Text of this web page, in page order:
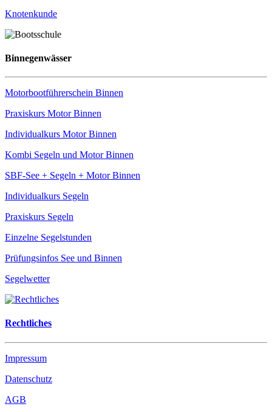
Knotenkunde
Binnegenwässer
Motorbootführerschein Binnen
Praxiskurs Motor Binnen
Individualkurs Motor Binnen
Kombi Segeln und Motor Binnen
SBF-See + Segeln + Motor Binnen
Individualkurs Segeln
Praxiskurs Segeln
Einzelne Segelstunden
Prüfungsinfos See und Binnen
Segelwetter
Rechtliches
Impressum
Datenschutz
AGB